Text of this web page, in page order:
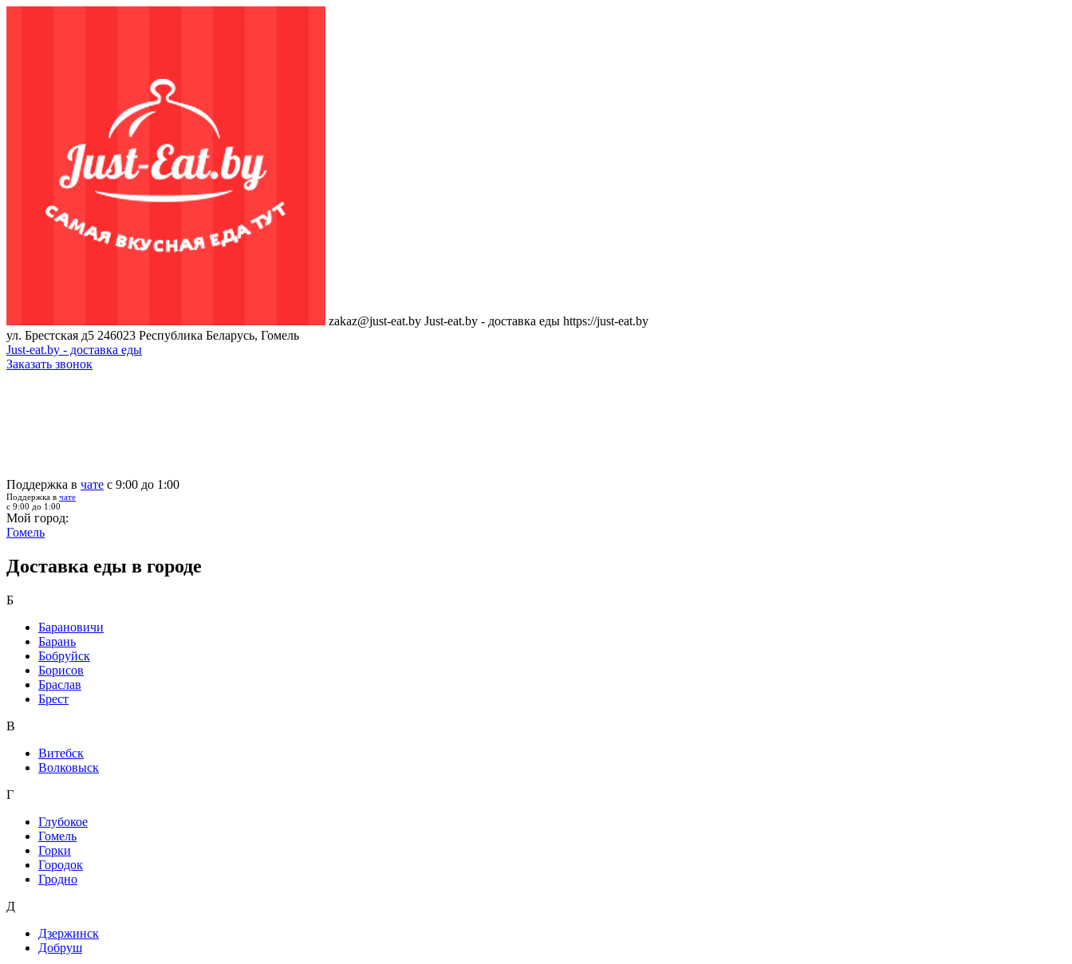
zakaz@just-eat.by Just-eat.by - доставка еды https://just-eat.by
ул. Брестская д5 246023 Республика Беларусь, Гомель
Just-eat.by - доставка еды
Заказать звонок
Поддержка в чате с 9:00 до 1:00
Поддержка в чате
с 9:00 до 1:00
Мой город:
Гомель
Доставка еды в городе
Б
Барановичи
Барань
Бобруйск
Борисов
Браслав
Брест
В
Витебск
Волковыск
Г
Глубокое
Гомель
Горки
Городок
Гродно
Д
Дзержинск
Добруш